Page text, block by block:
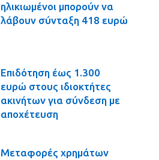
ηλικιωμένοι μπορούν να
λάβουν σύνταξη 418 ευρώ
Επιδότηση έως 1.300
ευρώ στους ιδιοκτήτες
ακινήτων για σύνδεση με
αποχέτευση
Μεταφορές χρημάτων